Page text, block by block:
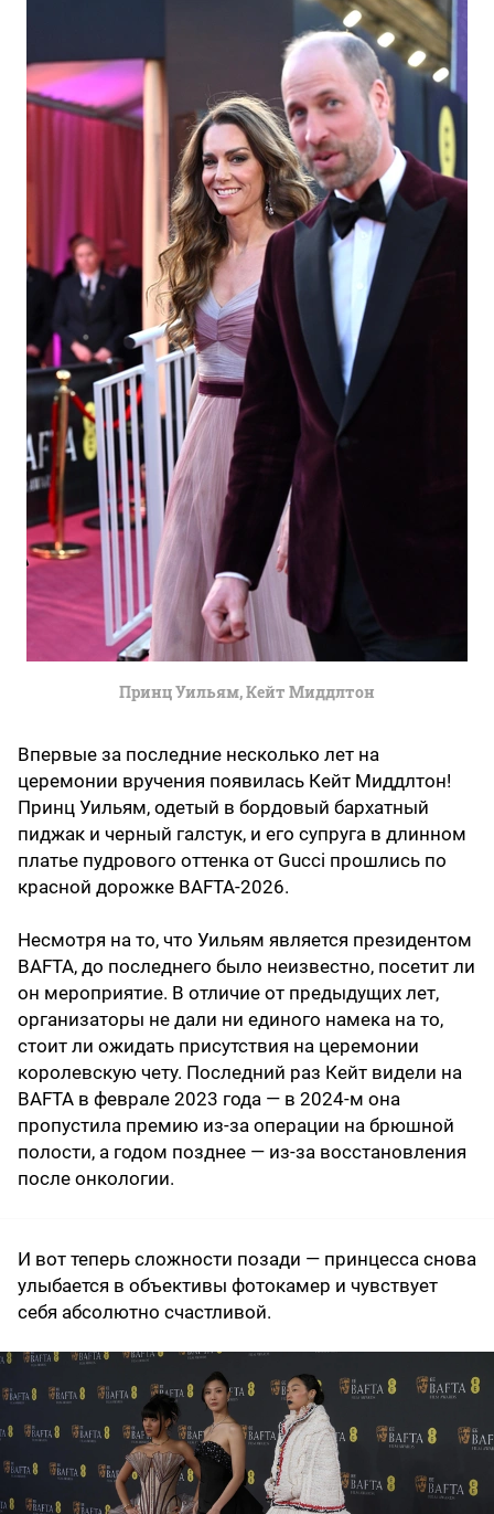
Принц Уильям, Кейт Миддлтон
Впервые за последние несколько лет на
церемонии вручения появилась Кейт Миддлтон!
Принц Уильям, одетый в бордовый бархатный
пиджак и черный галстук, и его супруга в длинном
платье пудрового оттенка от Gucci прошлись по
красной дорожке BAFTA-2026.
Несмотря на то, что Уильям является президентом
BAFTA, до последнего было неизвестно, посетит ли
он мероприятие. В отличие от предыдущих лет,
организаторы не дали ни единого намека на то,
стоит ли ожидать присутствия на церемонии
королевскую чету. Последний раз Кейт видели на
BAFTA в феврале 2023 года — в 2024-м она
пропустила премию из-за операции на брюшной
полости, а годом позднее — из-за восстановления
после онкологии.
И вот теперь сложности позади — принцесса снова
улыбается в объективы фотокамер и чувствует
себя абсолютно счастливой.